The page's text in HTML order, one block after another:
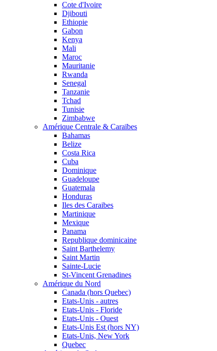
Cote d'Ivoire
Djibouti
Ethiopie
Gabon
Kenya
Mali
Maroc
Mauritanie
Rwanda
Senegal
Tanzanie
Tchad
Tunisie
Zimbabwe
Amérique Centrale & Caraïbes
Bahamas
Belize
Costa Rica
Cuba
Dominique
Guadeloupe
Guatemala
Honduras
Iles des Caraibes
Martinique
Mexique
Panama
Republique dominicaine
Saint Barthelemy
Saint Martin
Sainte-Lucie
St-Vincent Grenadines
Amérique du Nord
Canada (hors Quebec)
Etats-Unis - autres
Etats-Unis - Floride
Etats-Unis - Ouest
Etats-Unis Est (hors NY)
Etats-Unis, New York
Quebec